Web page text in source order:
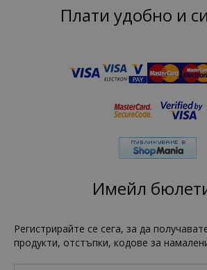
Плати удобно и
Имейл
Регистрирайте се сега, за да
продукти, отстъпки, кодове за